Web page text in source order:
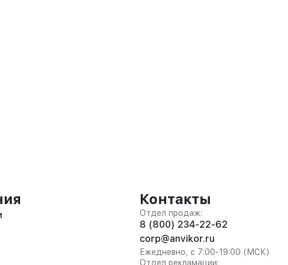
Контакты
Отдел продаж:
8 (800) 234-22-62
corp@anvikor.ru
Ежедневно, с 7:00-19:00 (МСК)
Отдел рекламации: